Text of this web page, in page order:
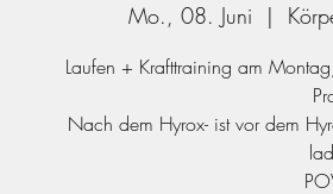
Mo., 08. Juni
  |
Laufen + Krafttraining am
Nach dem Hyrox- ist vor dem